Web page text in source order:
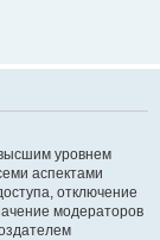
уровнем
аспектами
отключение
модераторов